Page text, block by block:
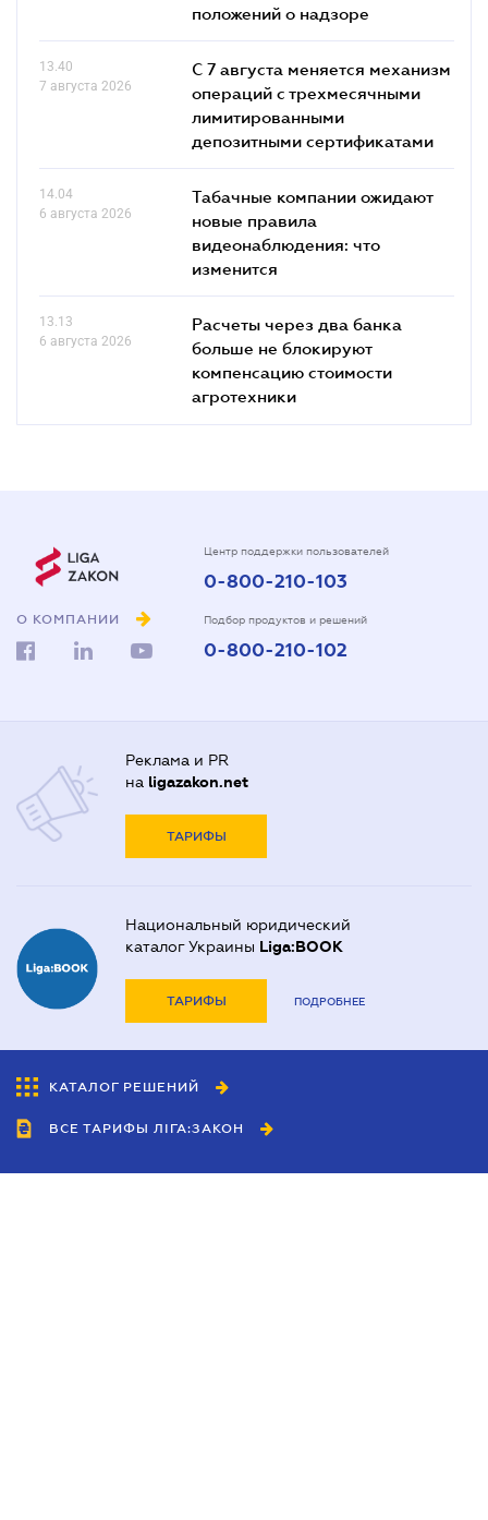
положений о надзоре
13.40
7 августа 2026
С 7 августа меняется механизм
операций с трехмесячными
лимитированными
депозитными сертификатами
14.04
6 августа 2026
Табачные компании ожидают
новые правила
видеонаблюдения: что
изменится
13.13
6 августа 2026
Расчеты через два банка
больше не блокируют
компенсацию стоимости
агротехники
О КОМПАНИИ
Центр поддержки пользователей
0-800-210-103
Подбор продуктов и решений
0-800-210-102
Реклама и PR
на ligazakon.net
ТАРИФЫ
Национальный юридический
каталог Украины Liga:BOOK
ТАРИФЫ ПОДРОБНЕЕ
КАТАЛОГ РЕШЕНИЙ
ВСЕ ТАРИФЫ ЛІГА:ЗАКОН